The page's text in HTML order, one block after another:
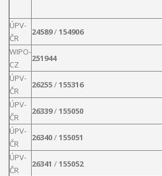
ÚPV-
ČR
24589/154906
WIPO-
CZ
251944
ÚPV-
ČR
26255/155316
ÚPV-
ČR
26339/155050
ÚPV-
ČR
26340/155051
ÚPV-
ČR
26341 /155052